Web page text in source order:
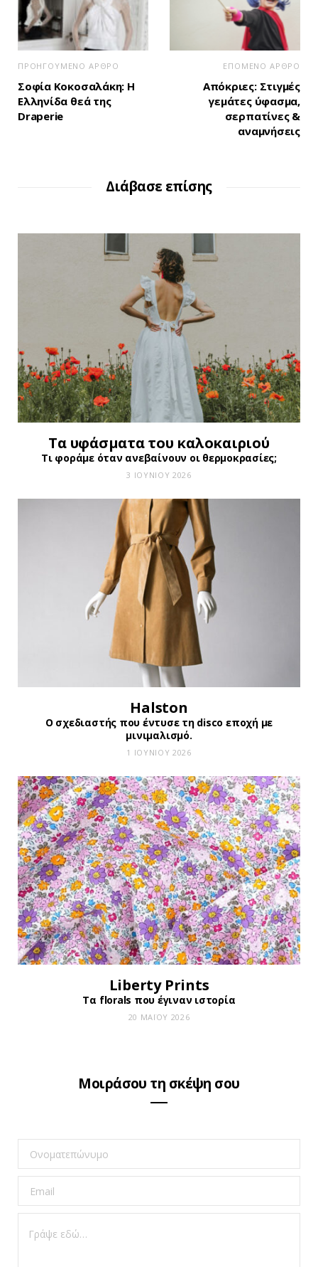
ΠΡΟΗΓΟΥΜΕΝΟ ΑΡΘΡΟ
Σοφία Κοκοσαλάκη: Η
Ελληνίδα θεά της
Draperie
ΕΠΟΜΕΝΟ ΑΡΘΡΟ
Απόκριες: Στιγμές
γεμάτες ύφασμα,
σερπατίνες &
αναμνήσεις
Διάβασε επίσης
Τα υφάσματα του καλοκαιριού
Τι φοράμε όταν ανεβαίνουν οι θερμοκρασίες;
3 ΙΟΥΝΊΟΥ 2026
Halston
Ο σχεδιαστής που έντυσε τη disco εποχή με
μινιμαλισμό.
1 ΙΟΥΝΊΟΥ 2026
Liberty Prints
Τα florals που έγιναν ιστορία
20 ΜΑΪ́ΟΥ 2026
Μοιράσου τη σκέψη σου